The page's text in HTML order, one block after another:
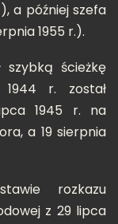
a później szefa
1955 r.).
szybką ścieżkę
r. został
1945 r. na
a 19 sierpnia
rozkazu
z 29 lipca